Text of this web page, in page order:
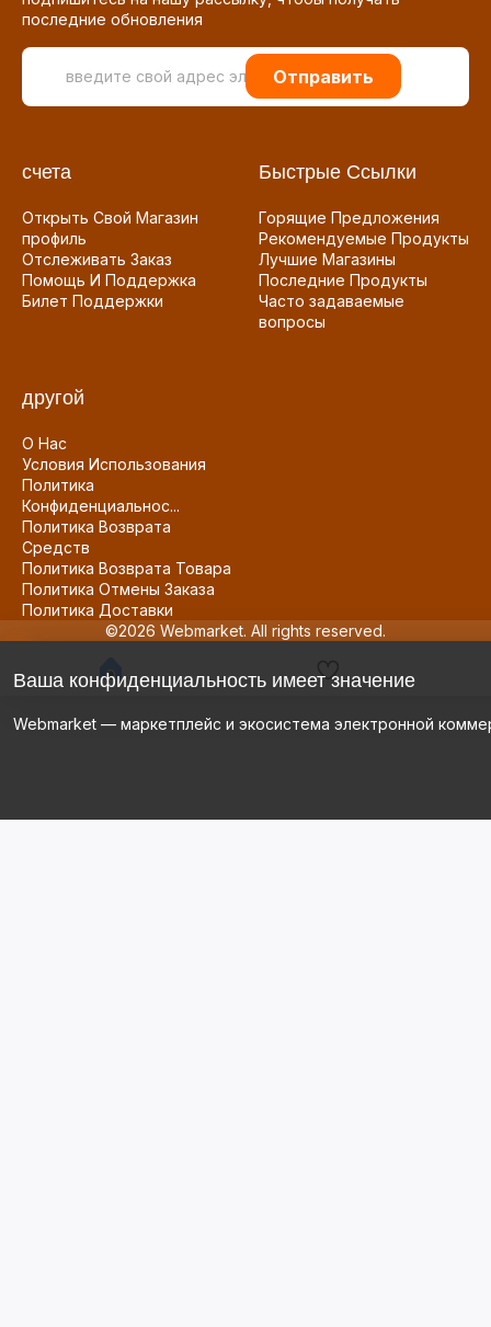
последние обновления
Отправить
счета
Открыть Свой Магазин
профиль
Отслеживать Заказ
Помощь И Поддержка
Билет Поддержки
Быстрые Ссылки
Горящие Предложения
Рекомендуемые Продукты
Лучшие Магазины
Последние Продукты
Часто задаваемые
вопросы
другой
О Нас
Условия Использования
Политика
Конфиденциальнос...
Политика Возврата
Средств
Политика Возврата Товара
Политика Отмены Заказа
Политика Доставки
©2026 Webmarket. All rights reserved.
Ваша конфиденциальность имеет значение
Webmarket — маркетплейс и экосистема электронной